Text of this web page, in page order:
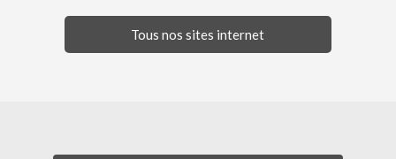
Tous nos sites internet